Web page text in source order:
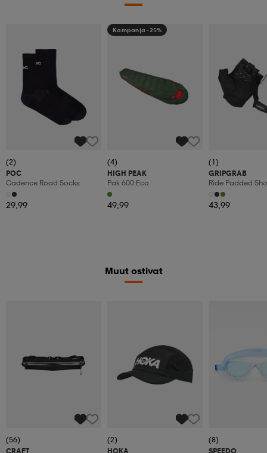
(2)
POC
Cadence Road Socks
29,99
Kampanja -25%
(4)
HIGH PEAK
Pak 600 Eco
49,99
(1)
GRIPGRAB
Ride Padded
43,99
Muut ostivat
(56)
CRAFT
(2)
HOKA
(8)
SPEEDO